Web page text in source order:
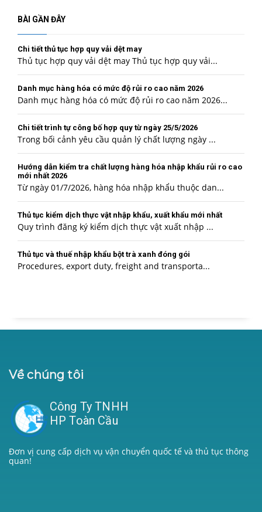
BÀI GẦN ĐÂY
Chi tiết thủ tục hợp quy vải dệt may
Thủ tục hợp quy vải dệt may Thủ tục hợp quy vải...
Danh mục hàng hóa có mức độ rủi ro cao năm 2026
Danh mục hàng hóa có mức độ rủi ro cao năm 2026...
Chi tiết trình tự công bố hợp quy từ ngày 25/5/2026
Trong bối cảnh yêu cầu quản lý chất lượng ngày ...
Hướng dẫn kiểm tra chất lượng hàng hóa nhập khẩu rủi ro cao
mới nhất 2026
Từ ngày 01/7/2026, hàng hóa nhập khẩu thuộc dan...
Thủ tục kiểm dịch thực vật nhập khẩu, xuất khẩu mới nhất
Quy trình đăng ký kiểm dịch thực vật xuất nhập ...
Thủ tục và thuế nhập khẩu bột trà xanh đóng gói
Procedures, export duty, freight and transporta...
Về chúng tôi
Công Ty TNHH
HP Toàn Cầu
Đơn vị cung cấp dịch vụ vận chuyển quốc tế và thủ tục thông
quan!